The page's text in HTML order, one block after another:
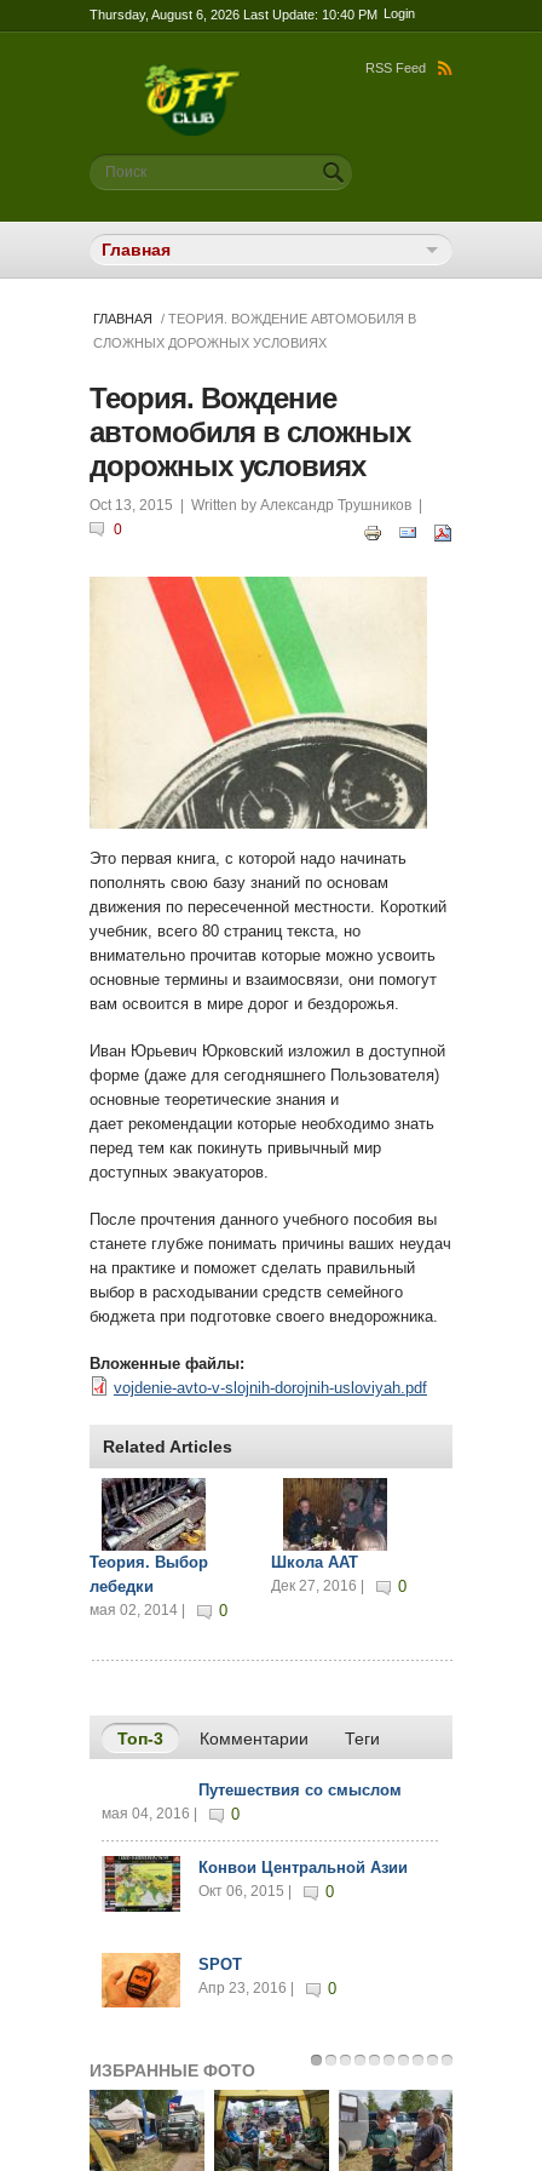
Thursday, August 6, 2026 Last Update: 10:40 PM Login
RSS Feed
Форма поиска
Поиск
ГЛАВНАЯ
/ ТЕОРИЯ. ВОЖДЕНИЕ АВТОМОБИЛЯ В
СЛОЖНЫХ ДОРОЖНЫХ УСЛОВИЯХ
Теория. Вождение
автомобиля в сложных
дорожных условиях
Oct 13, 2015 | Written by Александр Трушников
0
Это первая книга, с которой надо начинать
пополнять свою базу знаний по основам
движения по пересеченной местности. Короткий
учебник, всего 80 страниц текста, но
внимательно прочитав которые можно усвоить
основные термины и взаимосвязи, они помогут
вам освоится в мире дорог и бездорожья.
Иван Юрьевич Юрковский изложил в доступной
форме (даже для сегодняшнего Пользователя)
основные теоретические знания и
дает рекомендации которые необходимо знать
перед тем как покинуть привычный мир
доступных эвакуаторов.
После прочтения данного учебного пособия вы
станете глубже понимать причины ваших неудач
на практике и поможет сделать правильный
выбор в расходывании средств семейного
бюджета при подготовке своего внедорожника.
Вложенные файлы:
vojdenie-avto-v-slojnih-dorojnih-usloviyah.pdf
Related Articles
Теория. Выбор
лебедки
мая 02, 2014 | 0
Школа ААТ
Дек 27, 2016 | 0
Топ-3 (активная вкладка)
Комментарии Теги
Путешествия со смыслом
мая 04, 2016 | 0
Конвои Центральной Азии
Окт 06, 2015 | 0
SPOT
Апр 23, 2016 | 0
ИЗБРАННЫЕ ФОТО